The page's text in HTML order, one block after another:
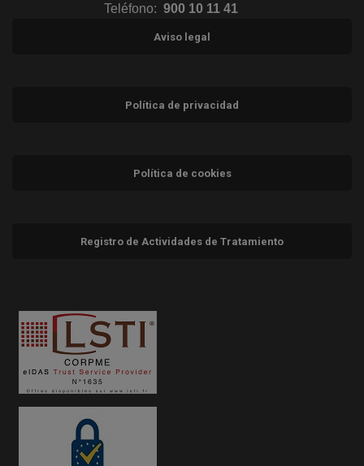
Teléfono: 900 10 11 41
Aviso legal
Política de privacidad
Política de cookies
Registro de Actividades de Tratamiento